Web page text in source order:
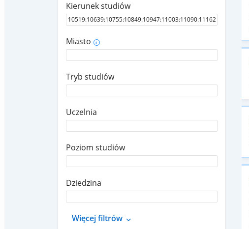
Kierunek studiów
Miasto i
Tryb studiów
Uczelnia
Poziom studiów
Dziedzina
Więcej filtrów